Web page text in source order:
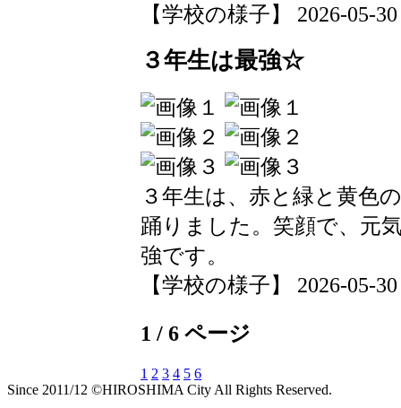
【学校の様子】 2026-05-
３年生は最強☆
３年生は、赤と緑と黄色
踊りました。笑顔で、元
強です。
【学校の様子】 2026-05-
1 / 6 ページ
1 2 3 4 5 6
Since 2011/12 ©HIROSHIMA City All Rights Reserved.